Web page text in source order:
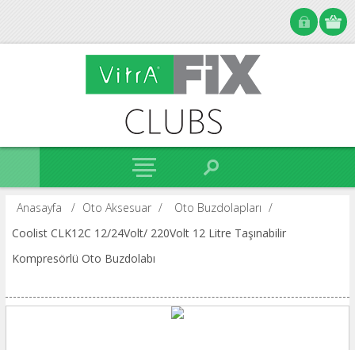
Anasayfa / Oto Aksesuar / Oto Buzdolapları /
Coolist CLK12C 12/24Volt/ 220Volt 12 Litre Taşınabilir
Kompresörlü Oto Buzdolabı